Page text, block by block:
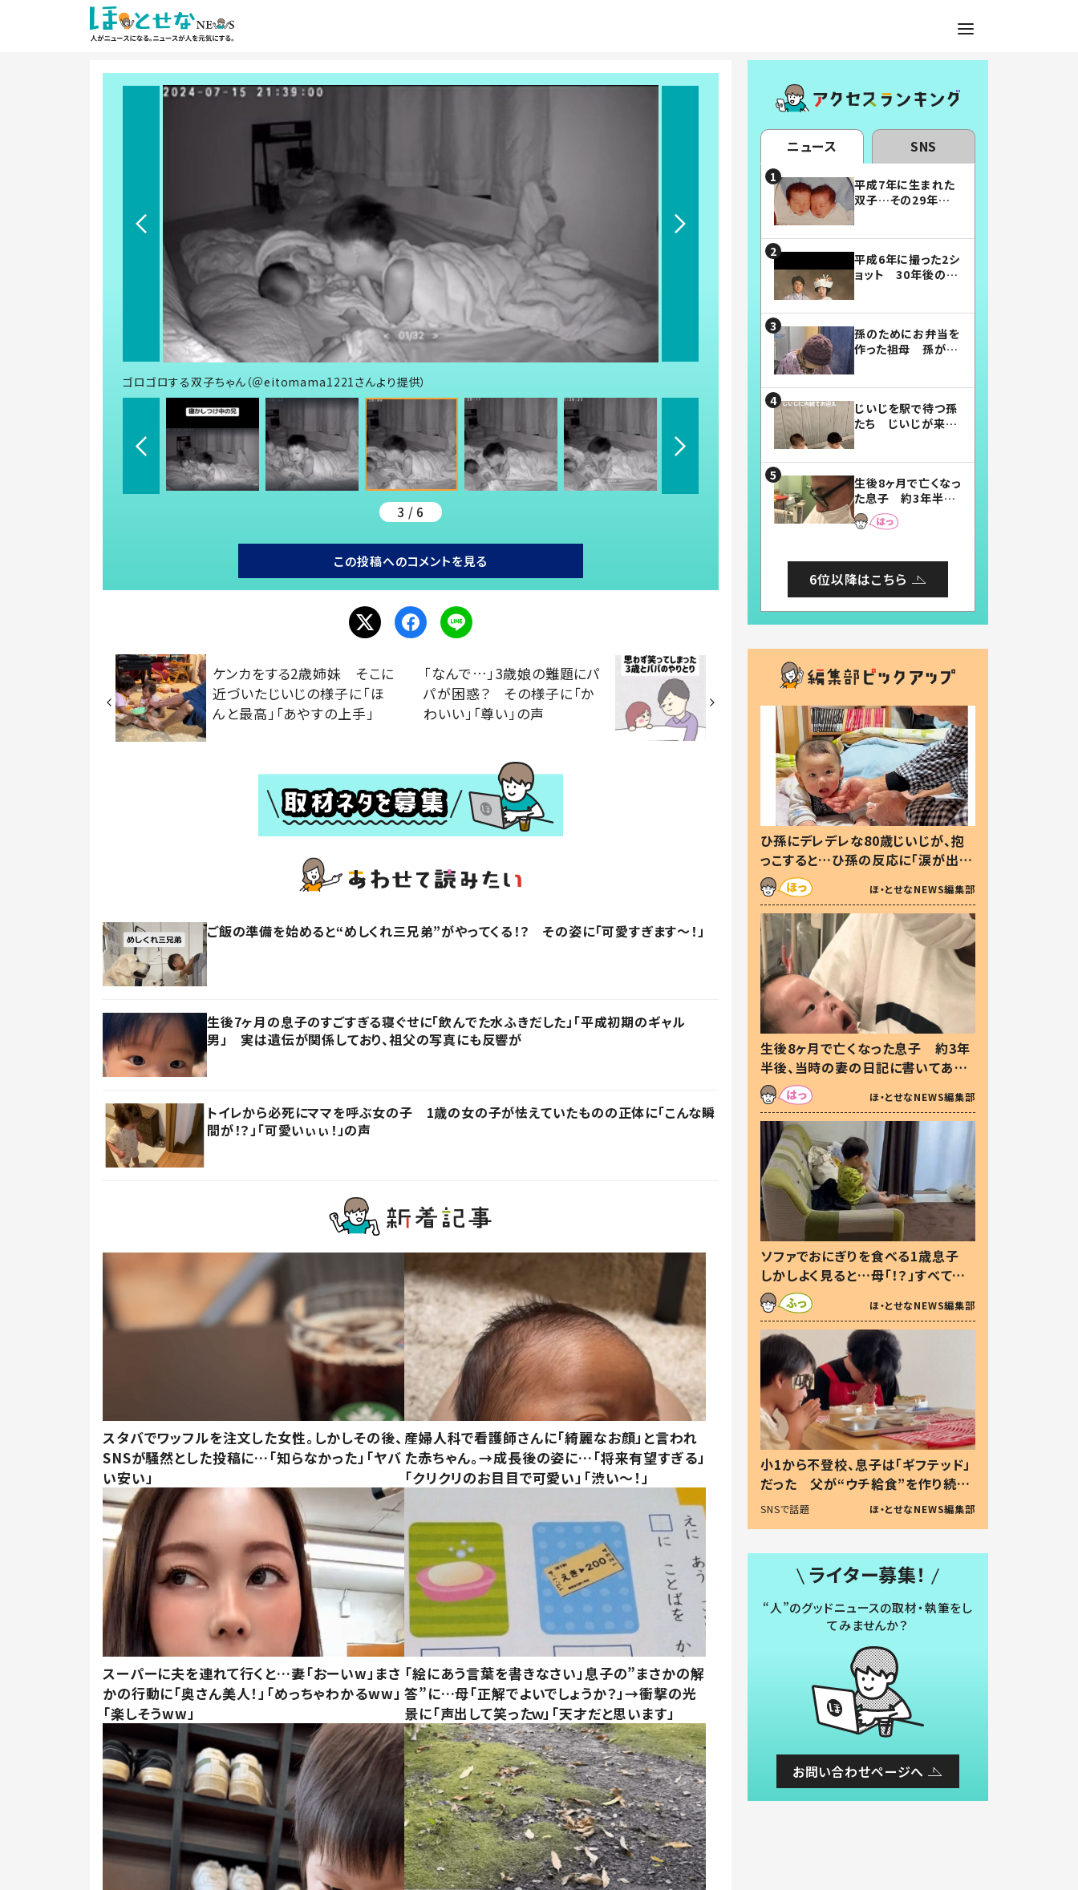
ゴロゴロする双子ちゃん（＠eitomama1221さんより提供）
3 / 6
この投稿へのコメントを見る
ケンカをする2歳姉妹 そこに
近づいたじいじの様子に「ほ
んと最高」「あやすの上手」
「なんで…」3歳娘の難題にパ
パが困惑？ その様子に「か
わいい」「尊い」の声
ご飯の準備を始めると“めしくれ三兄弟”がやってくる！？ その姿に「可愛すぎます〜！」
生後7ヶ月の息子のすごすぎる寝ぐせに「飲んでた水ふきだした」「平成初期のギャル
男」 実は遺伝が関係しており、祖父の写真にも反響が
トイレから必死にママを呼ぶ女の子 1歳の女の子が怯えていたものの正体に「こんな瞬
間が！？」「可愛いぃぃ！」の声
スタバでワッフルを注文した女性。しかしその後、
SNSが騒然とした投稿に…「知らなかった」「ヤバ
い安い」
産婦人科で看護師さんに「綺麗なお顔」と言われ
た赤ちゃん。→成長後の姿に…「将来有望すぎる」
「クリクリのお目目で可愛い」「渋い～！」
スーパーに夫を連れて行くと…妻「おーいw」まさ
かの行動に「奥さん美人！」「めっちゃわかるww」
「楽しそうww」
「絵にあう言葉を書きなさい」息子の”まさかの解
答”に…母「正解でよいでしょうか？」→衝撃の光
景に「声出して笑ったｗ」「天才だと思います」
ニュース SNS
平成7年に生まれた
双子…その29年後
平成6年に撮った2シ
ョット 30年後の姿
孫のためにお弁当を
作った祖母 孫が絶
じいじを駅で待つ孫
たち じいじが来た
まらない」「幸せにな
れる」
生後8ヶ月で亡くなっ
た息子 約3年半
後、当時の妻の日記
に書いてあった本音
6位以降はこちら
ひ孫にデレデレな80歳じいじが、抱
っこすると…ひ孫の反応に「涙が出ま
した」「可愛くて仕方ない」
ほ・とせなNEWS編集部
生後8ヶ月で亡くなった息子 約3年
半後、当時の妻の日記に書いてあっ
た本音とは
ほ・とせなNEWS編集部
ソファでおにぎりを食べる1歳息子
しかしよく見ると…母「！？」すべてを
察した母の投稿に「可愛いから許
す！」「現行犯〜」
ほ・とせなNEWS編集部
小1から不登校、息子は「ギフテッド」
だった 父が“ウチ給食”を作り続け
る理由とは #令和の親 #令和の子
SNSで話題 ほ・とせなNEWS編集部
ライター募集！
“人”のグッドニュースの取材・執筆をし
てみませんか？
お問い合わせページへ